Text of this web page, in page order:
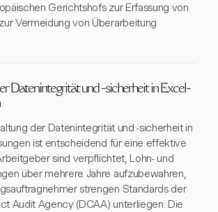
Gerichtshofs zur Erfassung von
Vermeidung von Überarbeitung
Datenintegrität und -sicherheit in Excel-
der Datenintegrität und -sicherheit in
ist entscheidend für eine effektive
sind verpflichtet, Lohn- und
über mehrere Jahre aufzubewahren,
strengen Standards der
Audit Agency (DCAA) unterliegen. Die